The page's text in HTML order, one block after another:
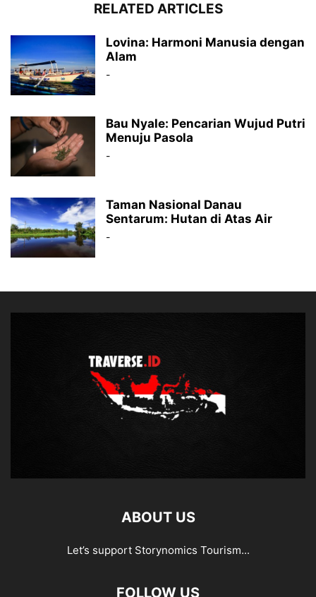
RELATED ARTICLES
Lovina: Harmoni Manusia dengan
Alam
-
Bau Nyale: Pencarian Wujud Putri
Menuju Pasola
-
Taman Nasional Danau
Sentarum: Hutan di Atas Air
-
ABOUT US
Let’s support Storynomics Tourism...
FOLLOW US